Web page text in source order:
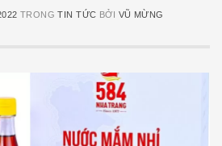
TRONGTIN TỨC BỞI VŨ MỪNG